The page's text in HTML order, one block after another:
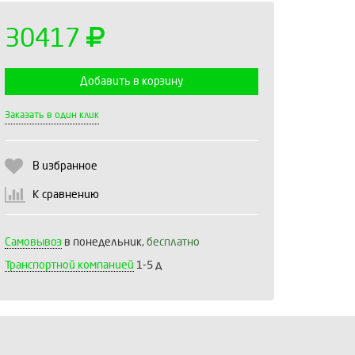
30417
Добавить в корзину
Заказать в один клик
В избранное
К сравнению
Самовывоз в понедельник, бесплатно
Транспортной компанией 1-5 д